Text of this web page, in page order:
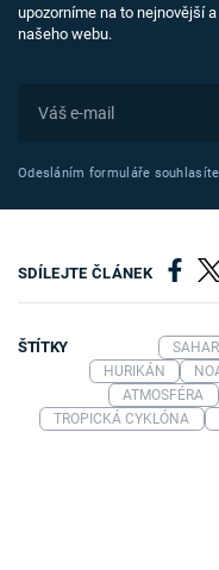
upozorníme na to nejnovější
našeho webu.
Odesláním formuláře
SDÍLEJTE ČLÁNEK
ŠTÍTKY
HURIKÁN
ATMOSFÉRA
TROPICKÁ CYKLÓNA